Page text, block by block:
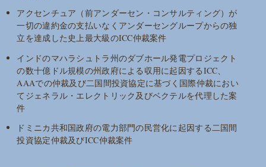
アクセンチュア（前アンダーセン・コンサルティング）が
一切の違約金の支払いなくアンダーセングループからの独
立を達成した史上最大級のICC仲裁案件
インドのマハラシュトラ州のダブホール発電プロジェクト
の数十億ドル規模の州政府による収用に起因するICC、
AAAでの仲裁及び二国間投資協定に基づく国際仲裁におい
てジェネラル・エレクトリック及びベクテルを代理した案
件
ドミニカ共和国政府の電力部門の民営化に起因する二国間
投資協定仲裁及びICC仲裁案件